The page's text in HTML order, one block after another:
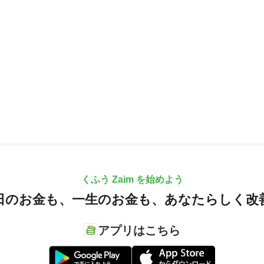
くふう Zaim を始めよう
のお金も、 一生のお金も、 あなたらしく改
アプリはこちら